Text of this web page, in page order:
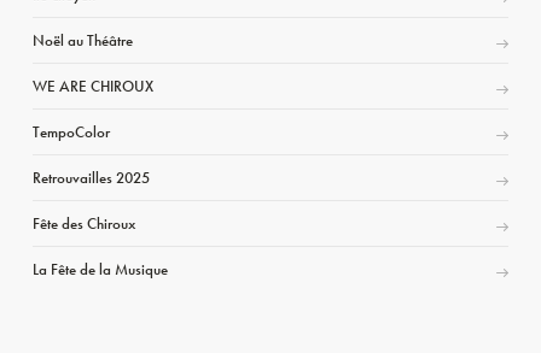
Noël au Théâtre
WE ARE CHIROUX
TempoColor
Retrouvailles 2025
Fête des Chiroux
La Fête de la Musique